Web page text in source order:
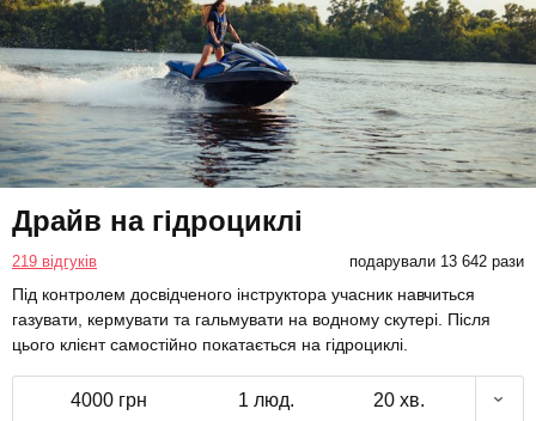
Драйв на гідроциклі
219 відгуків подарували 13 642 рази
Під контролем досвідченого інструктора учасник навчиться
газувати, кермувати та гальмувати на водному скутері. Після
цього клієнт самостійно покатається на гідроциклі.
4000 грн 1 люд. 20 хв.